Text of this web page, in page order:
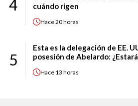
4
cuándo rigen
Hace20 horas
5
Esta es la delegación de EE.
posesión de Abelardo:
Hace 13 horas